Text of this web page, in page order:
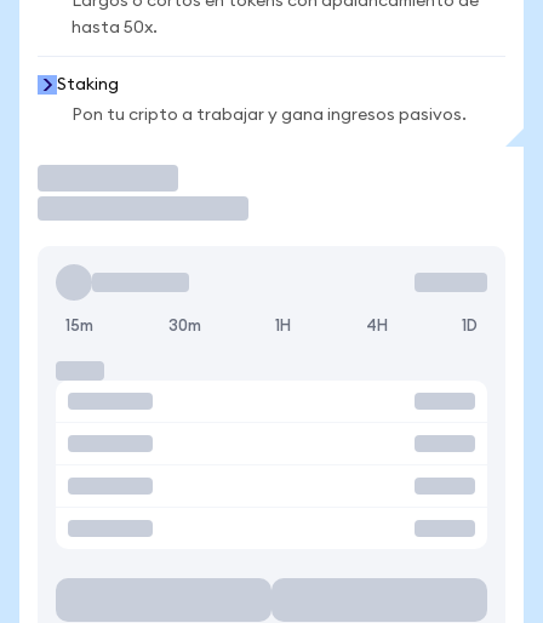
hasta 50x.
Staking
Pon tu cripto a trabajar y gana ingresos pasivos.
15m 30m 1H 4H 1D